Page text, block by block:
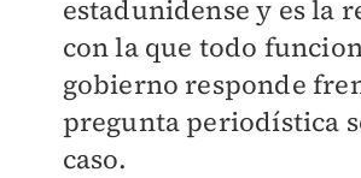
estadunidense y es la
con la que todo
gobierno responde
pregunta periodística
caso.